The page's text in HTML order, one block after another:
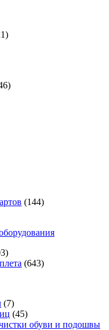
(144)
(643)
(7)
(45)
обуви и подошвы